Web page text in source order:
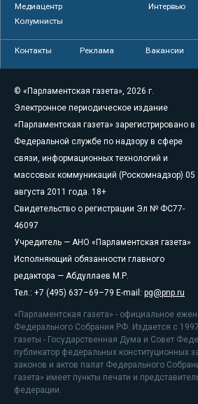
Медиацентр
Интервью
Колумнисты
Контакты Реклама Вакансии
© «Парламентская газета», 2026 г.
Электронное периодическое издание
«Парламентская газета» зарегистрировано в
Федеральной службе по надзору в сфере
связи, информационных технологий и
массовых коммуникаций (Роскомнадзор) 05
августа 2011 года. 18+
Свидетельство о регистрации Эл № ФС77-
46097
Учредитель — АНО «Парламентская газета»
Исполняющий обязанности главного
редактора — Абдуллаев М.Р.
Тел.: +7 (495) 637–69–79 E-mail: pg@pnp.ru
«Парламентская газета» - официальное
Федерального Собрания РФ. Издается с
газеты - Государственная Дума и Совет
публикатор федеральных конституционных
законов и актов палат Федерального
газета» имеет пункты печати и
федерации.